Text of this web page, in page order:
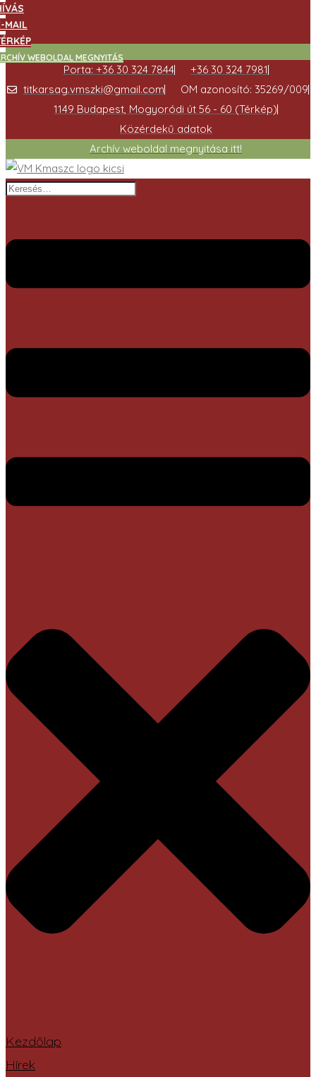
MAIL
WEBOLDAL MEGNYITÁS
Porta: +36 30 324 7844
+36 30 324 7981
titkarsag.vmszki@gmail.com
OM azonosító: 35269/009
1149 Budapest, Mogyoródi út 56 - 60 (Térkép)
Közérdekű adatok
Archív weboldal megnyitása itt!
Keresés…
Kezdőlap
Hírek